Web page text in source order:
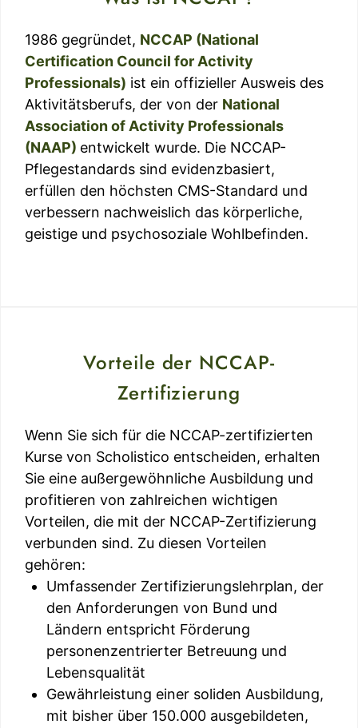
1986 gegründet, NCCAP (National
Certification Council for Activity
Professionals) ist ein offizieller Ausweis des
Aktivitätsberufs, der von der National
Association of Activity Professionals
(NAAP) entwickelt wurde. Die NCCAP-
Pflegestandards sind evidenzbasiert,
erfüllen den höchsten CMS-Standard und
verbessern nachweislich das körperliche,
geistige und psychosoziale Wohlbefinden.
Vorteile der NCCAP-
Zertifizierung
Wenn Sie sich für die NCCAP-zertifizierten
Kurse von Scholistico entscheiden, erhalten
Sie eine außergewöhnliche Ausbildung und
profitieren von zahlreichen wichtigen
Vorteilen, die mit der NCCAP-Zertifizierung
verbunden sind. Zu diesen Vorteilen
gehören:
Umfassender Zertifizierungslehrplan, der
den Anforderungen von Bund und
Ländern entspricht Förderung
personenzentrierter Betreuung und
Lebensqualität
Gewährleistung einer soliden Ausbildung,
mit bisher über 150.000 ausgebildeten,